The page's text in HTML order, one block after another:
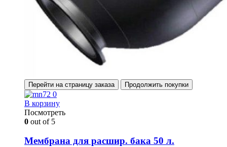
Перейти на страницу заказа Продолжить покупки
В корзину
Посмотреть
0 out of 5
Мембрана для расшир. бака 50 л.